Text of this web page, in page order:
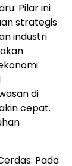
Pilar ini
strategis
industri
di
cepat.
Pada